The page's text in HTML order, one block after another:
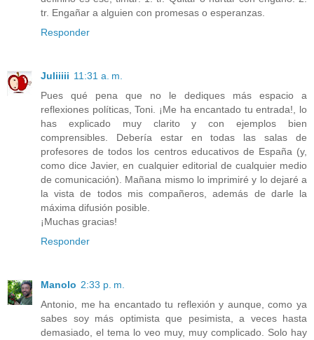
tr. Engañar a alguien con promesas o esperanzas.
Responder
Juliiiii 11:31 a. m.
Pues qué pena que no le dediques más espacio a
reflexiones políticas, Toni. ¡Me ha encantado tu entrada!, lo
has explicado muy clarito y con ejemplos bien
comprensibles. Debería estar en todas las salas de
profesores de todos los centros educativos de España (y,
como dice Javier, en cualquier editorial de cualquier medio
de comunicación). Mañana mismo lo imprimiré y lo dejaré a
la vista de todos mis compañeros, además de darle la
máxima difusión posible.
¡Muchas gracias!
Responder
Manolo 2:33 p. m.
Antonio, me ha encantado tu reflexión y aunque, como ya
sabes soy más optimista que pesimista, a veces hasta
demasiado, el tema lo veo muy, muy complicado. Solo hay